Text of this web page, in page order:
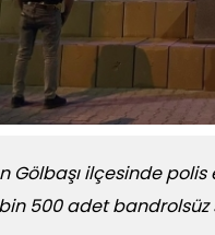
Gölbaşı ilçesinde
500 adet bandrolsüz